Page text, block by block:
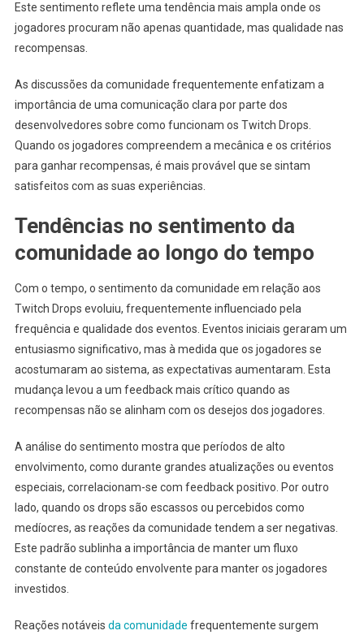
Este sentimento reflete uma tendência mais ampla onde os
jogadores procuram não apenas quantidade, mas qualidade nas
recompensas.
As discussões da comunidade frequentemente enfatizam a
importância de uma comunicação clara por parte dos
desenvolvedores sobre como funcionam os Twitch Drops.
Quando os jogadores compreendem a mecânica e os critérios
para ganhar recompensas, é mais provável que se sintam
satisfeitos com as suas experiências.
Tendências no sentimento da
comunidade ao longo do tempo
Com o tempo, o sentimento da comunidade em relação aos
Twitch Drops evoluiu, frequentemente influenciado pela
frequência e qualidade dos eventos. Eventos iniciais geraram um
entusiasmo significativo, mas à medida que os jogadores se
acostumaram ao sistema, as expectativas aumentaram. Esta
mudança levou a um feedback mais crítico quando as
recompensas não se alinham com os desejos dos jogadores.
A análise do sentimento mostra que períodos de alto
envolvimento, como durante grandes atualizações ou eventos
especiais, correlacionam-se com feedback positivo. Por outro
lado, quando os drops são escassos ou percebidos como
medíocres, as reações da comunidade tendem a ser negativas.
Este padrão sublinha a importância de manter um fluxo
constante de conteúdo envolvente para manter os jogadores
investidos.
Reações notáveis da comunidade frequentemente surgem